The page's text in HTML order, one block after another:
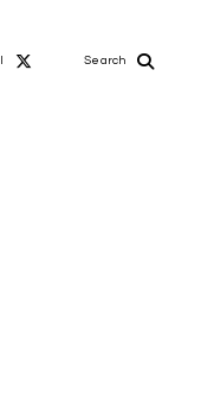
Search